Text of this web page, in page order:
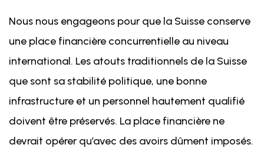
Nous nous engageons pour que la Suisse conserve
une place financière concurrentielle au niveau
international. Les atouts traditionnels de la Suisse
que sont sa stabilité politique, une bonne
infrastructure et un personnel hautement qualifié
doivent être préservés. La place financière ne
devrait opérer qu’avec des avoirs dûment imposés.